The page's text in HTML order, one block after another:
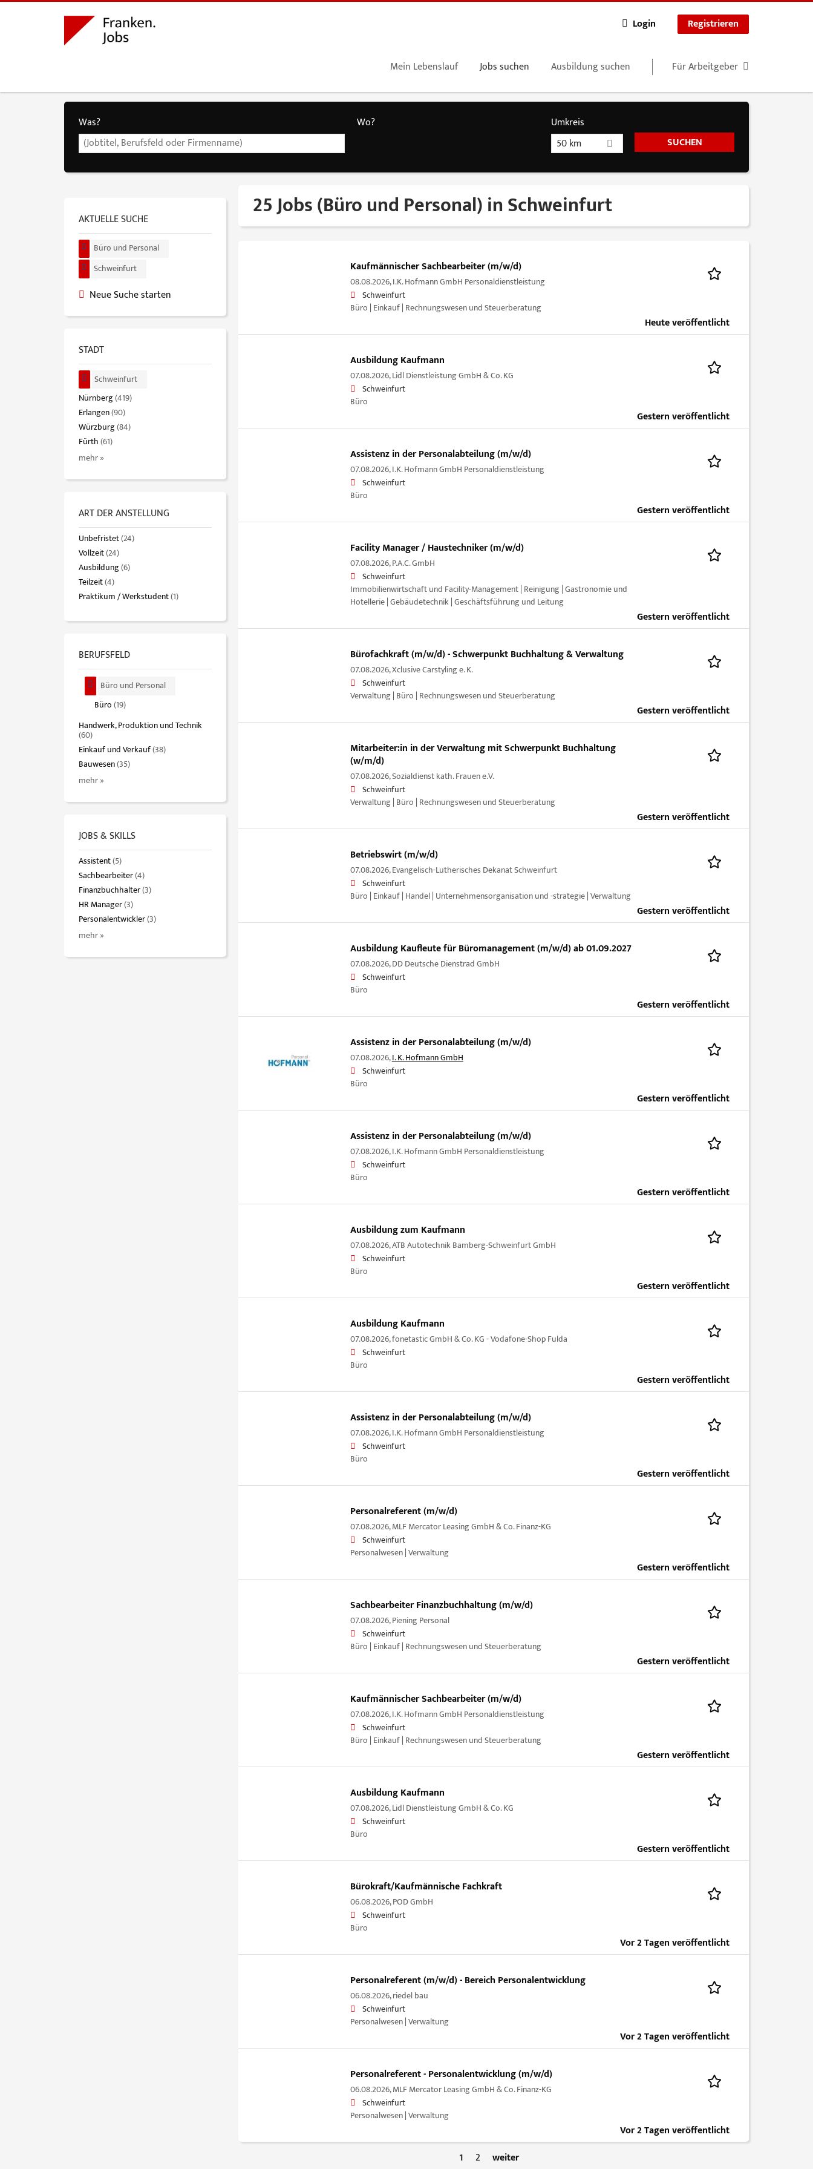
Login Registrieren
Mein Lebenslauf Jobs suchen Ausbildung suchen Für Arbeitgeber
Was? Wo?
Umkreis
50 km
25 Jobs (Büro und Personal) in Schweinfurt
Kaufmännischer Sachbearbeiter (m/w/d)
08.08.2026,I.K. Hofmann GmbH Personaldienstleistung
Schweinfurt
Büro | Einkauf | Rechnungswesen und Steuerberatung
Heute veröffentlicht
Ausbildung Kaufmann
07.08.2026,Lidl Dienstleistung GmbH & Co. KG
Schweinfurt
Büro
Gestern veröffentlicht
Assistenz in der Personalabteilung (m/w/d)
07.08.2026,I.K. Hofmann GmbH Personaldienstleistung
Schweinfurt
Büro
Gestern veröffentlicht
Facility Manager / Haustechniker (m/w/d)
07.08.2026,P.A.C. GmbH
Schweinfurt
Immobilienwirtschaft und Facility-Management | Reinigung | Gastronomie und
Hotellerie | Gebäudetechnik | Geschäftsführung und Leitung
Gestern veröffentlicht
Bürofachkraft (m/w/d) - Schwerpunkt Buchhaltung & Verwaltung
07.08.2026,Xclusive Carstyling e. K.
Schweinfurt
Verwaltung | Büro | Rechnungswesen und Steuerberatung
Gestern veröffentlicht
Mitarbeiter:in in der Verwaltung mit Schwerpunkt Buchhaltung
(w/m/d)
07.08.2026,Sozialdienst kath. Frauen e.V.
Schweinfurt
Verwaltung | Büro | Rechnungswesen und Steuerberatung
Gestern veröffentlicht
Betriebswirt (m/w/d)
07.08.2026,Evangelisch-Lutherisches Dekanat Schweinfurt
Schweinfurt
Büro | Einkauf | Handel | Unternehmensorganisation und -strategie | Verwaltung
Gestern veröffentlicht
Ausbildung Kaufleute für Büromanagement (m/w/d) ab 01.09.2027
07.08.2026,DD Deutsche Dienstrad GmbH
Schweinfurt
Büro
Gestern veröffentlicht
Assistenz in der Personalabteilung (m/w/d)
07.08.2026,I. K. Hofmann GmbH
Schweinfurt
Büro
Gestern veröffentlicht
Assistenz in der Personalabteilung (m/w/d)
07.08.2026,I.K. Hofmann GmbH Personaldienstleistung
Schweinfurt
Büro
Gestern veröffentlicht
Ausbildung zum Kaufmann
07.08.2026,ATB Autotechnik Bamberg-Schweinfurt GmbH
Schweinfurt
Büro
Gestern veröffentlicht
Ausbildung Kaufmann
07.08.2026,fonetastic GmbH & Co. KG - Vodafone-Shop Fulda
Schweinfurt
Büro
Gestern veröffentlicht
Assistenz in der Personalabteilung (m/w/d)
07.08.2026,I.K. Hofmann GmbH Personaldienstleistung
Schweinfurt
Büro
Gestern veröffentlicht
Personalreferent (m/w/d)
07.08.2026,MLF Mercator Leasing GmbH & Co. Finanz-KG
Schweinfurt
Personalwesen | Verwaltung
Gestern veröffentlicht
Sachbearbeiter Finanzbuchhaltung (m/w/d)
07.08.2026,Piening Personal
Schweinfurt
Büro | Einkauf | Rechnungswesen und Steuerberatung
Gestern veröffentlicht
Kaufmännischer Sachbearbeiter (m/w/d)
07.08.2026,I.K. Hofmann GmbH Personaldienstleistung
Schweinfurt
Büro | Einkauf | Rechnungswesen und Steuerberatung
Gestern veröffentlicht
Ausbildung Kaufmann
07.08.2026,Lidl Dienstleistung GmbH & Co. KG
Schweinfurt
Büro
Gestern veröffentlicht
Bürokraft/Kaufmännische Fachkraft
06.08.2026,POD GmbH
Schweinfurt
Büro
Vor 2 Tagen veröffentlicht
Personalreferent (m/w/d) - Bereich Personalentwicklung
06.08.2026,riedel bau
Schweinfurt
Personalwesen | Verwaltung
Vor 2 Tagen veröffentlicht
Personalreferent - Personalentwicklung (m/w/d)
06.08.2026,MLF Mercator Leasing GmbH & Co. Finanz-KG
Schweinfurt
Personalwesen | Verwaltung
Vor 2 Tagen veröffentlicht
1
2 weiter
AKTUELLE SUCHE
Büro und Personal
Schweinfurt
Neue Suche starten
STADT
Schweinfurt
Nürnberg(419)
Erlangen(90)
Würzburg(84)
Fürth(61)
mehr »
ART DER ANSTELLUNG
Unbefristet(24)
Vollzeit(24)
Ausbildung(6)
Teilzeit(4)
Praktikum / Werkstudent(1)
BERUFSFELD
Büro und Personal
Büro(19)
Handwerk, Produktion und Technik
(60)
Einkauf und Verkauf(38)
Bauwesen(35)
mehr »
JOBS & SKILLS
Assistent(5)
Sachbearbeiter(4)
Finanzbuchhalter(3)
HR Manager(3)
Personalentwickler(3)
mehr »